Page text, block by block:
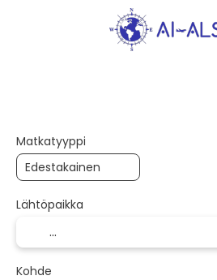
Matkatyyppi
Lähtöpaikka
Kohde